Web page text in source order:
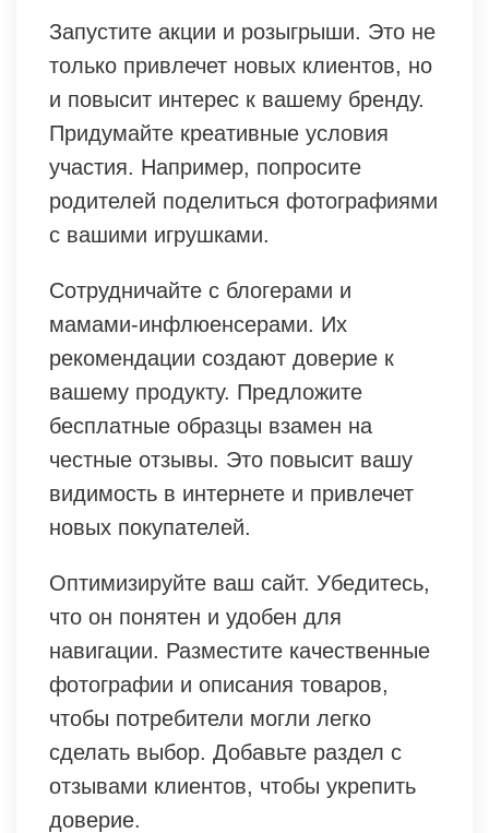
Запустите акции и розыгрыши. Это не
только привлечет новых клиентов, но
и повысит интерес к вашему бренду.
Придумайте креативные условия
участия. Например, попросите
родителей поделиться фотографиями
с вашими игрушками.
Сотрудничайте с блогерами и
мамами-инфлюенсерами. Их
рекомендации создают доверие к
вашему продукту. Предложите
бесплатные образцы взамен на
честные отзывы. Это повысит вашу
видимость в интернете и привлечет
новых покупателей.
Оптимизируйте ваш сайт. Убедитесь,
что он понятен и удобен для
навигации. Разместите качественные
фотографии и описания товаров,
чтобы потребители могли легко
сделать выбор. Добавьте раздел с
отзывами клиентов, чтобы укрепить
доверие.